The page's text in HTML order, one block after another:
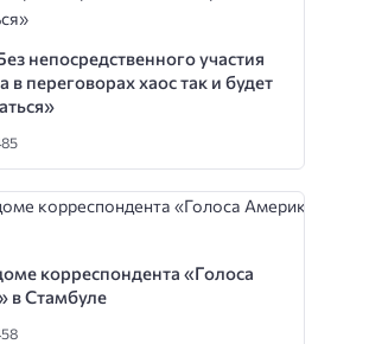
непосредственного участия
переговорах хаос так и будет
корреспондента «Голоса
в Стамбуле